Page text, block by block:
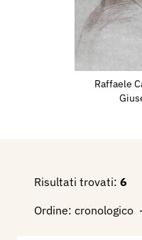
Raffaele
Risultati trovati: 6
Ordine: cronologico